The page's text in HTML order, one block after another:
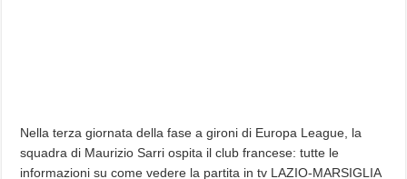
Nella terza giornata della fase a gironi di Europa League, la
squadra di Maurizio Sarri ospita il club francese: tutte le
informazioni su come vedere la partita in tv LAZIO-MARSIGLIA